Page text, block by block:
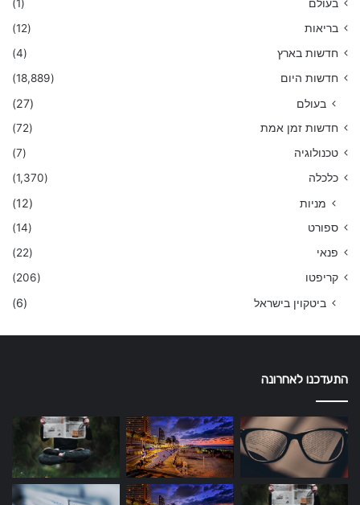
בעולם
(1)
בריאות
(12)
חדשות בארץ
(4)
חדשות היום
(18,889)
בעולם (27)
חדשות זמן אמת
(72)
טכנולוגיה
(7)
כלכלה
(1,370)
מניות (12)
ספורט
(14)
פנאי
(22)
קריפטו
(206)
ביטקוין בישראל (6)
התעדכנו לאחרונה